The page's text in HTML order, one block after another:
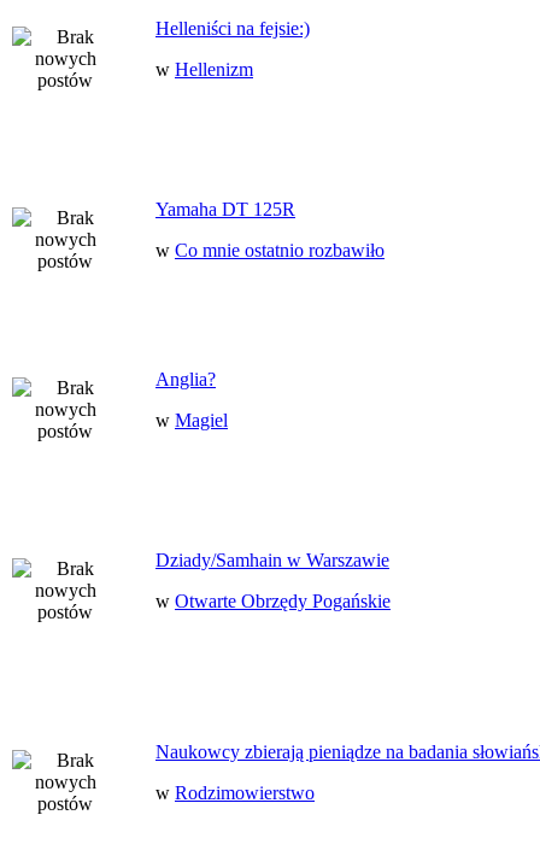
Helleniści na fejsie:)
w Hellenizm
Yamaha DT 125R
w Co mnie ostatnio rozbawiło
Anglia?
w Magiel
Dziady/Samhain w Warszawie
w Otwarte Obrzędy Pogańskie
Naukowcy zbierają pieniądze na badania
w Rodzimowierstwo